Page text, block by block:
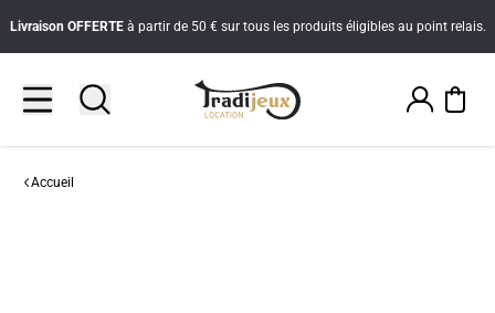
Livraison OFFERTEà partir de 50 € sur tous les produits éligibles au point relais.
Accueil